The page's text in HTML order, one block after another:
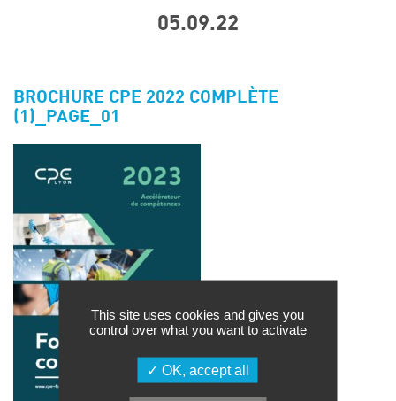
05.09.22
BROCHURE CPE 2022 COMPLÈTE
(1)_PAGE_01
This site uses cookies and gives you
control over what you want to activate
OK, accept all